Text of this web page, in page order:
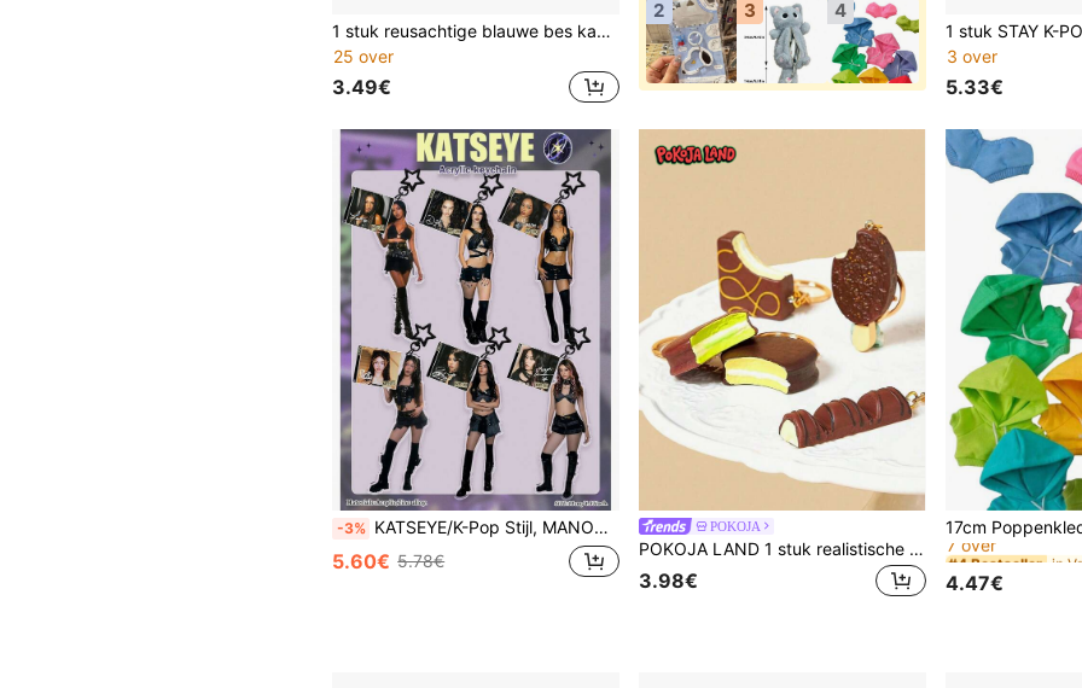
1 stuk reusachtige blauwe bes kaas langzaam stijgende squishy stressverlichtend speelgoed, populair zacht schattig draagbaar knijpspeelgoed, geschikt voor klaslokaal decoratie, schattig cadeau voor terug naar school, geschikt voor ASMR, ADHD squishy fans
25 over
3.49€
2 3 4
3 over
5.33€
-3% KATSEYE/K-Pop Stijl, MANON, MEGAN, LARA, SOPHIA, DANIELA, YOOCHAE, Acryl Sleutelhanger, Gepersonaliseerde Auto/Kaart/Tas Hangende Decoratie Accessoires, Geschikt voor Mannen en Vrouwen, Kerst, Halloween, Feestdagen Cadeaus
5.60€ 5.78€
POKOJA
POKOJA LAND 1 stuk realistische mini chocolade sleutelhanger in Koreaanse stijl, knapperige chocoladereep ijscharm, tascharm, schattige accessoires met voedselthema voor meisjes, cadeau
3.98€
#4 Bestseller
7 over
#4 Bestseller
7 over
#4 Bestseller
7 over
#4 Bestseller
4.47€